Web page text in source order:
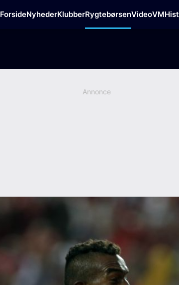
ForsideNyhederKlubberRygtebørsenVideoVM
Annonce